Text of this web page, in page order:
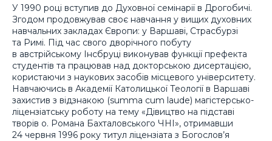
У 1990 році вступив до Духовної семінарії в Дрогобичі.
Згодом продовжував своє навчання у вищих духовних
навчальних закладах Європи: у Варшаві, Страсбурзі
та Римі. Під час свого дворічного побуту
в австрійському Інсбруці виконував функції префекта
студентів та працював над докторською дисертацією,
користаючи з наукових засобів місцевого університету.
Навчаючись в Академії Католицької Теології в Варшаві
захистив з відзнакою (summa cum laude) магістерсько-
ліцензіатську роботу на тему «Дівицтво на підставі
творів о. Романа Бахталовського ЧНІ», отримавши
24 червня 1996 року титул ліцензіата з Богослов’я